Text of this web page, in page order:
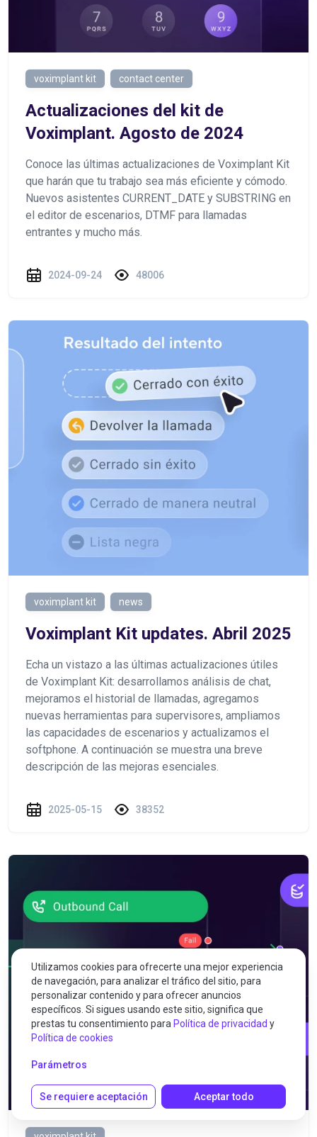
voximplant kit contact center
Actualizaciones del kit de
Voximplant. Agosto de 2024
Conoce las últimas actualizaciones de Voximplant Kit
que harán que tu trabajo sea más eficiente y cómodo.
Nuevos asistentes CURRENT_DATE y SUBSTRING en
el editor de escenarios, DTMF para llamadas
entrantes y mucho más.
2024-09-24 48006
voximplant kit news
Voximplant Kit updates. Abril 2025
Echa un vistazo a las últimas actualizaciones útiles
de Voximplant Kit: desarrollamos análisis de chat,
mejoramos el historial de llamadas, agregamos
nuevas herramientas para supervisores, ampliamos
las capacidades de escenarios y actualizamos el
softphone. A continuación se muestra una breve
descripción de las mejoras esenciales.
2025-05-15 38352
Utilizamos cookies para ofrecerte una mejor experiencia
de navegación, para analizar el tráfico del sitio, para
personalizar contenido y para ofrecer anuncios
específicos. Si sigues usando este sitio, significa que
prestas tu consentimiento para Política de privacidad y
Política de cookies
Parámetros
Se requiere aceptación Aceptar todo